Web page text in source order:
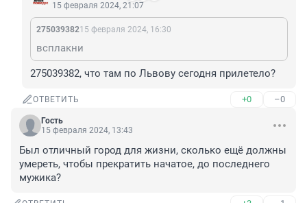
15 февраля 2024, 21:07
27503938215 февраля 2024, 16:30
всплакни
275039382, что там по Львову сегодня прилетело?
ОТВЕТИТЬ +0 –0
Гость
15 февраля 2024, 13:43
Был отличный город для жизни, сколько ещё должны
умереть, чтобы прекратить начатое, до последнего
мужика?